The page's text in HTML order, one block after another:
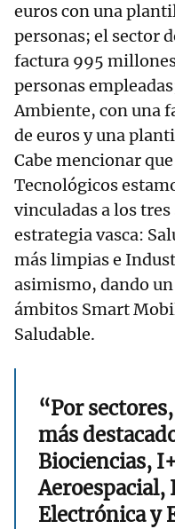
euros con una
personas; el sector
factura 995
personas
Ambiente, con una
de euros y una
Cabe mencionar
Tecnológicos
vinculadas a los tres
estrategia vasca:
más limpias e
asimismo, dando
ámbitos Smart
Saludable.
“Por
más
Biociencias,
Electrónica y